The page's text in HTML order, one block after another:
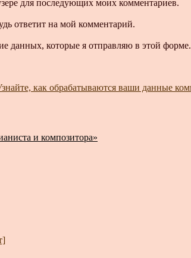
для последующих моих комментариев.
ответит на мой комментарий.
данных, которые я отправляю в этой форме.
как обрабатываются ваши данные
и композитора»